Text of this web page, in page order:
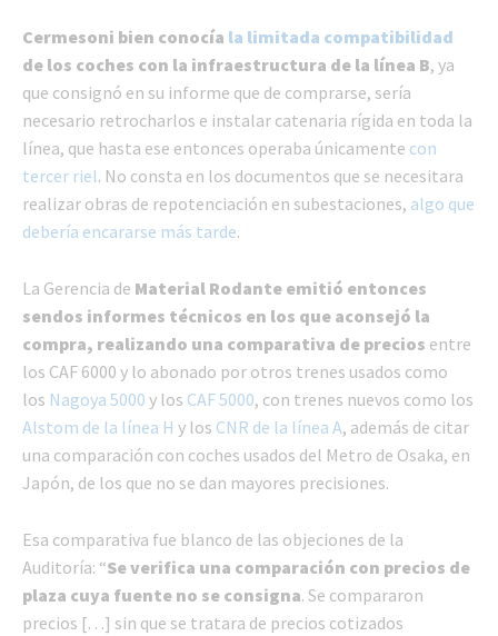
Cermesoni bien conocía la limitada compatibilidad
de los coches con la infraestructura de la línea B, ya
que consignó en su informe que de comprarse, sería
necesario retrocharlos e instalar catenaria rígida en toda la
línea, que hasta ese entonces operaba únicamente con
tercer riel. No consta en los documentos que se necesitara
realizar obras de repotenciación en subestaciones, algo que
debería encararse más tarde.
La Gerencia de Material Rodante emitió entonces
sendos informes técnicos en los que aconsejó la
compra, realizando una comparativa de precios entre
los CAF 6000 y lo abonado por otros trenes usados como
los Nagoya 5000 y los CAF 5000, con trenes nuevos como los
Alstom de la línea H y los CNR de la línea A, además de citar
una comparación con coches usados del Metro de Osaka, en
Japón, de los que no se dan mayores precisiones.
Esa comparativa fue blanco de las objeciones de la
Auditoría: “Se verifica una comparación con precios de
plaza cuya fuente no se consigna. Se compararon
precios […] sin que se tratara de precios cotizados